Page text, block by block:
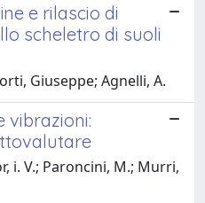
e rilascio di
scheletro di suoli
Giuseppe; Agnelli, A.
vibrazioni:
i. V.; Paroncini, M.; Murri,